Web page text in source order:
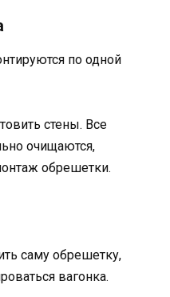
по одной
стены. Все
очищаются,
обрешетки.
саму обрешетку,
вагонка.